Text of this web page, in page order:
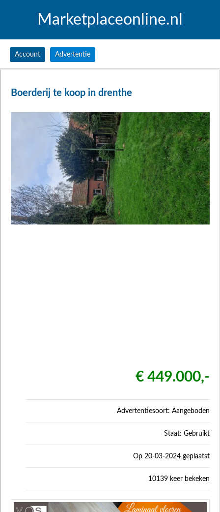
Marketplaceonline.nl
Account Advertentie
Boerderij te koop in drenthe
€ 449.000,-
Advertentiesoort: Aangeboden
Staat: Gebruikt
Op 20-03-2024 geplaatst
10139 keer bekeken